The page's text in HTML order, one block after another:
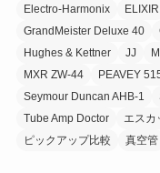
Electro-Harmonix
ELIXIR
GrandMeister Deluxe 40
Hughes & Kettner
JJ
MXR ZW-44
PEAVEY
Seymour Duncan AHB-1
Tube Amp Doctor
エスカ
ピックアップ比較
真空管